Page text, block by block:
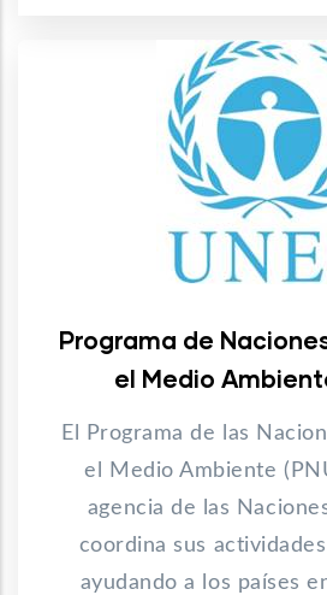
Programa de
el Medio
El Programa de las
el Medio Ambiente
agencia de las
coordina sus
ayudando a los países